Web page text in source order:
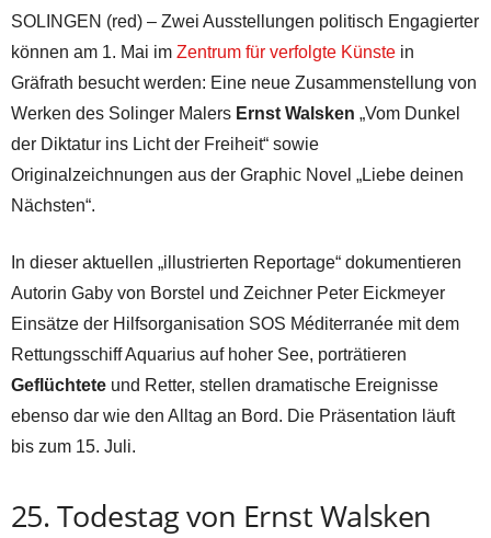
SOLINGEN (red) – Zwei Ausstellungen politisch Engagierter
können am 1. Mai im Zentrum für verfolgte Künste in
Gräfrath besucht werden: Eine neue Zusammenstellung von
Werken des Solinger Malers Ernst Walsken „Vom Dunkel
der Diktatur ins Licht der Freiheit“ sowie
Originalzeichnungen aus der Graphic Novel „Liebe deinen
Nächsten“.
In dieser aktuellen „illustrierten Reportage“ dokumentieren
Autorin Gaby von Borstel und Zeichner Peter Eickmeyer
Einsätze der Hilfsorganisation SOS Méditerranée mit dem
Rettungsschiff Aquarius auf hoher See, porträtieren
Geflüchtete und Retter, stellen dramatische Ereignisse
ebenso dar wie den Alltag an Bord. Die Präsentation läuft
bis zum 15. Juli.
25. Todestag von Ernst Walsken